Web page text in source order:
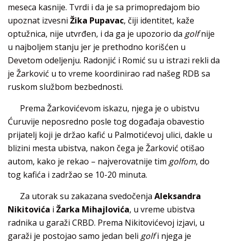
meseca kasnije. Tvrdi i da je sa primopredajom bio
upoznat izvesni Žika Pupavac, čiji identitet, kaže
optužnica, nije utvrđen, i da ga je upozorio da golfnije
u najboljem stanju jer je prethodno korišćen u
Devetom odeljenju. Radonjić i Romić su u istrazi rekli da
je Žarković u to vreme koordinirao rad našeg RDB sa
ruskom službom bezbednosti.
Prema Žarkovićevom iskazu, njega je o ubistvu
Ćuruvije neposredno posle tog događaja obavestio
prijatelj koji je držao kafić u Palmotićevoj ulici, dakle u
blizini mesta ubistva, nakon čega je Žarković otišao
autom, kako je rekao – najverovatnije tim golfom, do
tog kafića i zadržao se 10-20 minuta.
Za utorak su zakazana svedočenja Aleksandra
Nikitovića i Žarka Mihajlovića, u vreme ubistva
radnika u garaži CRBD. Prema Nikitovićevoj izjavi, u
garaži je postojao samo jedan beli golfi njega je